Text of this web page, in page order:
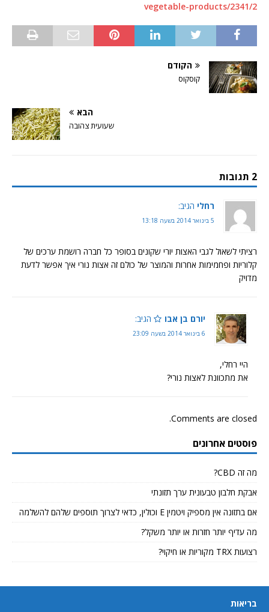
vegetable-products/2341/2
הקודם
קוסקוס
הבא
שעועית צהובה
2 תגובות
רחלי הגיב:
5 בינואר 2014 בשעה 13:18
רציתי לשאול לגבי האצות יורי שקונים בסופר כל חברה רושמת ערכים של
קלוריות ופחמימות אחרות והמוצר של כולם זה אצות נורי איך אפשר לדעת
מדויק
יורם בן אבו הגיב:
6 בינואר 2014 בשעה 23:09
היי רחלי,
את מתכוונת לאצות נורי?
Comments are closed.
פוסטים אחרונים
מה זה CBD?
אבקת חלבון טבעונית ערך תזונתי
אם בתזונה אין מספיק ויטמין E וכולין, כדאי לצרוך תוספים שלהם להשלמה
מה עדיף יותר חזרות או יותר משקל?
רצועות TRX מקוריות או חיקוי?
בריאות